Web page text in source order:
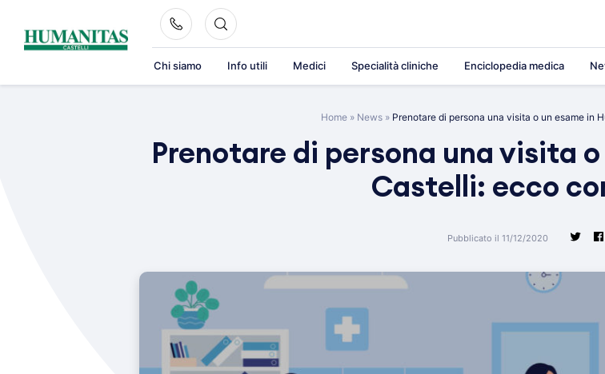
content
Chi siamo Info utili Medici Specialità cliniche Enciclopedia medica
Home» News» Prenotare di persona una visita o un esame in
Prenotare di persona una visita
Castelli: ecco
Pubblicato il 11/12/2020